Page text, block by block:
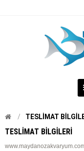
TESLIMAT
TESLIMAT BILGILERI